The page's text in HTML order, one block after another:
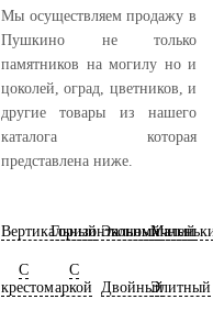
Мы осуществляем продажу в
Пушкино не только
памятников на могилу но и
цоколей, оград, цветников, и
другие товары из нашего
каталога которая
представлена ниже.
ВертикальныйГоризонтальный
Экономичный
С
крестом
С
аркой
ДвойныйЭлитный